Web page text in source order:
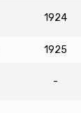
1924
1925
-